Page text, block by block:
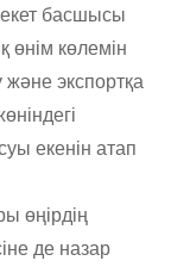
басшысы
көлемін
және экспортқа
екенін атап
өңірдің
де назар